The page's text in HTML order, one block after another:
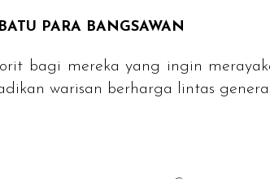
PARA BANGSAWAN
bagi mereka yang ingin
warisan berharga lintas